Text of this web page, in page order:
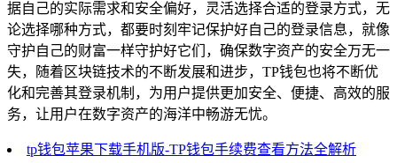
据自己的实际需求和安全偏好，灵活选择合适的登录方式，无
论选择哪种方式，都要时刻牢记保护好自己的登录信息，就像
守护自己的财富一样守护好它们，确保数字资产的安全万无一
失，随着区块链技术的不断发展和进步，TP钱包也将不断优
化和完善其登录机制，为用户提供更加安全、便捷、高效的服
务，让用户在数字资产的海洋中畅游无忧。
tp钱包苹果下载手机版-TP钱包手续费查看方法全解析